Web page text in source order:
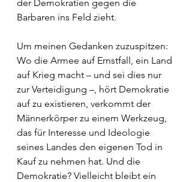
der Demokratien gegen die
Barbaren ins Feld zieht.
Um meinen Gedanken zuzuspitzen:
Wo die Armee auf Ernstfall, ein Land
auf Krieg macht – und sei dies nur
zur Verteidigung –, hört Demokratie
auf zu existieren, verkommt der
Männerkörper zu einem Werkzeug,
das für Interesse und Ideologie
seines Landes den eigenen Tod in
Kauf zu nehmen hat. Und die
Demokratie? Vielleicht bleibt ein